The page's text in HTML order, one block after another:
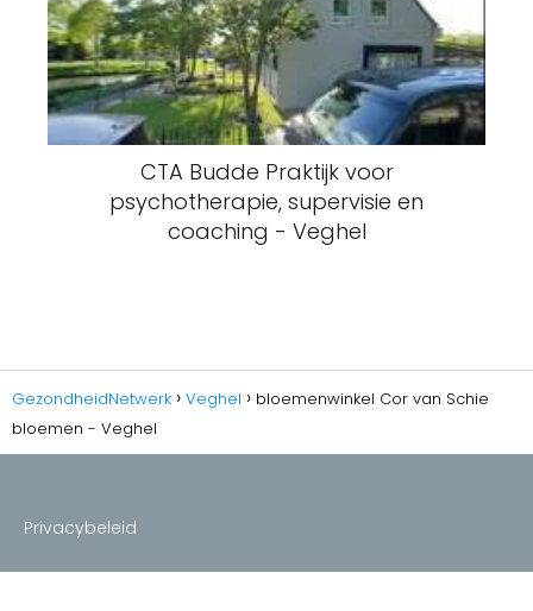
CTA Budde Praktijk voor
psychotherapie, supervisie en
coaching - Veghel
GezondheidNetwerk Veghel
bloemenwinkel Cor van Schie
bloemen - Veghel
Privacybeleid